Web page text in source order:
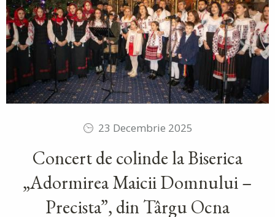
23 Decembrie 2025
Concert de colinde la Biserica
„Adormirea Maicii Domnului –
Precista”, din Târgu Ocna